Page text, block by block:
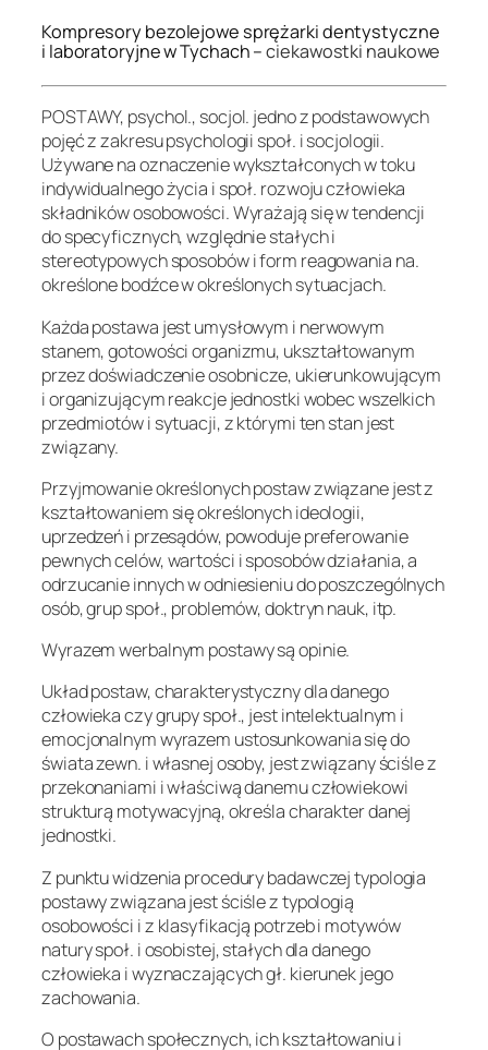
Kompresory bezolejowe sprężarki dentystyczne
i laboratoryjne w Tychach –ciekawostki naukowe
POSTAWY, psychol., socjol. jedno z podstawowych
pojęć z zakresu psychologii społ. i socjologii.
Używane na oznaczenie wykształconych w toku
indywidualnego życia i społ. rozwoju człowieka
składników osobowości. Wyrażają się w tendencji
do specyficznych, względnie stałych i
stereotypowych sposobów i form reagowania na.
określone bodźce w określonych sytuacjach.
Każda postawa jest umysłowym i nerwowym
stanem, gotowości organizmu, ukształtowanym
przez doświadczenie osobnicze, ukierunkowującym
i organizującym reakcje jednostki wobec wszelkich
przedmiotów i sytuacji, z którymi ten stan jest
związany.
Przyjmowanie określonych postaw związane jest z
kształtowaniem się określonych ideologii,
uprzedzeń i przesądów, powoduje preferowanie
pewnych celów, wartości i sposobów działania, a
odrzucanie innych w odniesieniu do poszczególnych
osób, grup społ., problemów, doktryn nauk, itp.
Wyrazem werbalnym postawy są opinie.
Układ postaw, charakterystyczny dla danego
człowieka czy grupy społ., jest intelektualnym i
emocjonalnymwyrazem ustosunkowania się do
świata zewn. i własnej osoby, jest związany ściśle z
przekonaniami i właściwą danemu człowiekowi
strukturą motywacyjną, określa charakter danej
jednostki.
Z punktu widzenia procedury badawczej typologia
postawy związana jest ściśle z typologią
osobowości i z klasyfikacją potrzeb i motywów
natury społ. i osobistej, stałych dla danego
człowieka i wyznaczających gł. kierunek jego
zachowania.
O postawach społecznych, ich kształtowaniu i